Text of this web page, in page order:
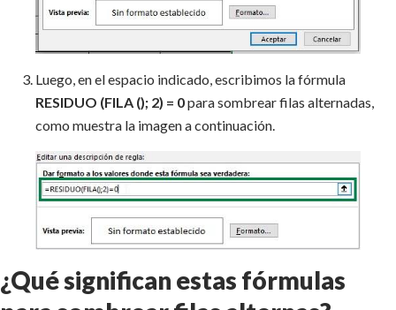
Luego, en el espacio indicado, escribimos la fórmula
RESIDUO (FILA (); 2) = 0para sombrear filas alternadas,
como muestra la imagen a continuación.
¿Qué significan estas fórmulas